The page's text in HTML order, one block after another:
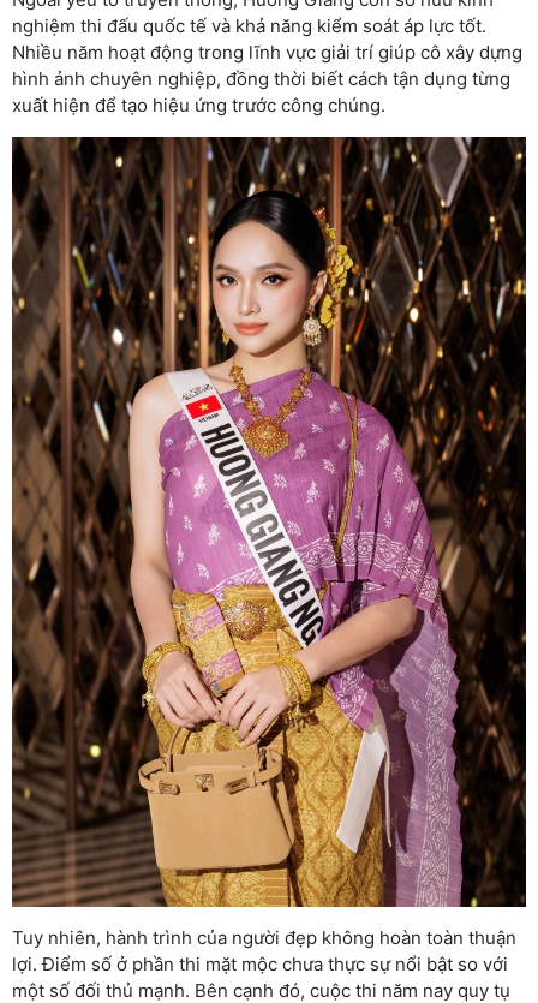
nghiệm thi đấu quốc tế và khả năng kiểm soát áp lực tốt.
Nhiều năm hoạt động trong lĩnh vực giải trí giúp cô xây dựng
hình ảnh chuyên nghiệp, đồng thời biết cách tận dụng từng
xuất hiện để tạo hiệu ứng trước công chúng.
Tuy nhiên, hành trình của người đẹp không hoàn toàn thuận
lợi. Điểm số ở phần thi mặt mộc chưa thực sự nổi bật so với
một số đối thủ mạnh. Bên cạnh đó, cuộc thi năm nay quy tụ